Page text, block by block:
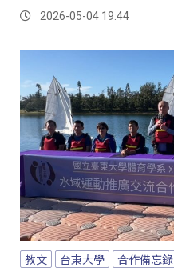
2026-05-04 19:44
教文 台東大學 合作備忘錄